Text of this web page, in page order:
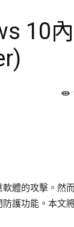
10
體的攻擊。然
護功能。本文